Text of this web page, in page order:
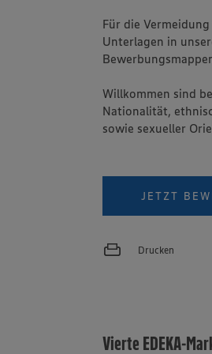
Für die
Unterlagen in
Willkommen sind
Nationalität,
sowie sexueller
JETZT
Drucken
Vierte EDEKA-